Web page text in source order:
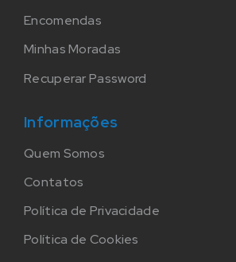
Encomendas
Minhas Moradas
Recuperar Password
Informações
Quem Somos
Contatos
Política de Privacidade
Política de Cookies